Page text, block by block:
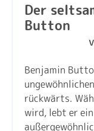
Der
Button
Benjamin
rückwärts.
wird, lebt er